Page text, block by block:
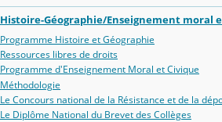
Histoire-Géographie/Enseignement moral
Programme Histoire et Géographie
Ressources libres de droits
Programme d'Enseignement Moral et Civique
Méthodologie
Le Concours national de la Résistance et de la
Le Diplôme National du Brevet des Collèges